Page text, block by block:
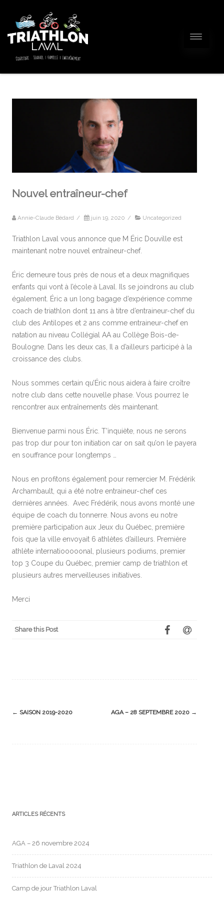
Nouvel entraîneur-chef
Annie-Claude Bédard / juin 19, 2020 / Uncategorized
Triathlon Laval vous annonce que M Éric Douville est
maintenant notre nouvel entraîneur-chef.
Éric demeure tous près de nous et a deux magnifiques
enfants qui vont à l’école à Laval. Ils se joindrons au club
également. Éric a un long bagage d’expérience comme
coach de triathlon dont 11 ans à titre d’entraineur-chef du
club des Antilopes et 2 ans comme entraineur-chef en
natation au niveau Collégial AA au Collège Bois-de-
Boulogne. Dans les deux cas, Il a d’ailleurs participé à la
croissance des clubs.
Nous sommes certain qu’Éric nous aidera à faire croître
notre club dans cette nouvelle phase. Vous pourrez le
rencontrer aux entraînements dès maintenant.
Bienvenue parmi nous Éric. T’inquiète, nous ne serons
pas trop dur pour ton initiation car on sait qu’on le payera
en souffrance pour longtemps …
Nous en profitons également pour remercier M. Frédérik
Archambault, qui a été notre entraineur-chef ces
dernières années. Avec Frédérik, nous avons monté une
équipe de coach du tonnerre. Nous avons eu notre
première participation aux Jeux du Québec, première
fois que la ville envoyait 6 athlètes d’ailleurs. Première
athlète internatiooooonal, plusieurs podiums, premier
top 3 Coupe du Québec, premier camp de triathlon et
plusieurs autres merveilleuses initiatives.
Merci
Share this Post
Post
← SAISON 2019-2020 AGA – 28 SEPTEMBRE 2020 →
ARTICLES RÉCENTS
AGA – 26 novembre 2024
Triathlon de Laval 2024
Camp de jour Triathlon Laval